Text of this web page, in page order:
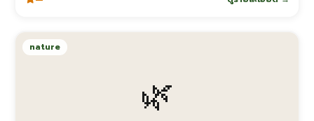
🌿
nature